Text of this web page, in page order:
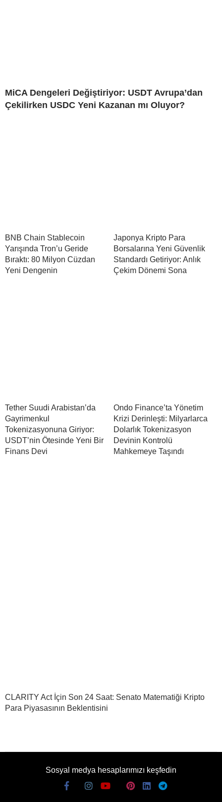
MiCA Dengeleri Değiştiriyor: USDT Avrupa’dan
Çekilirken USDC Yeni Kazanan mı Oluyor?
BNB Chain Stablecoin
Yarışında Tron’u Geride
Bıraktı: 80 Milyon Cüzdan
Yeni Dengenin
Japonya Kripto Para
Borsalarına Yeni Güvenlik
Standardı Getiriyor: Anlık
Çekim Dönemi Sona
Tether Suudi Arabistan’da
Gayrimenkul
Tokenizasyonuna Giriyor:
USDT’nin Ötesinde Yeni Bir
Finans Devi
Ondo Finance’ta Yönetim
Krizi Derinleşti: Milyarlarca
Dolarlık Tokenizasyon
Devinin Kontrolü
Mahkemeye Taşındı
CLARITY Act İçin Son 24 Saat: Senato Matematiği Kripto
Para Piyasasının Beklentisini
Sosyal medya hesaplarımızı keşfedin